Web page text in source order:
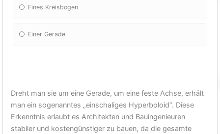
Eines Kreisbogen
Einer Gerade
Dreht man sie um eine Gerade, um eine feste Achse, erhält
man ein sogenanntes „einschaliges Hyperboloid“. Diese
Erkenntnis erlaubt es Architekten und Bauingenieuren
stabiler und kostengünstiger zu bauen, da die gesamte